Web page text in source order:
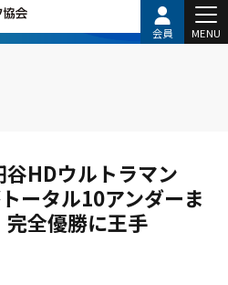
会員 MENU
谷HDウルトラマン
ータル10アンダーま
全優勝に王手